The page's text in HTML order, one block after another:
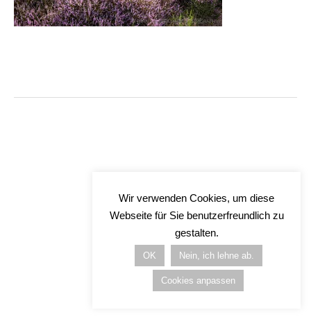
Wir verwenden Cookies, um diese
Webseite für Sie benutzerfreundlich zu
gestalten.
OK Nein, ich lehne ab.
Cookies anpassen